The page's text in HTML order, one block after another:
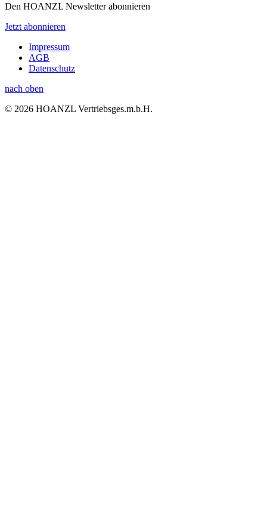
Den HOANZL Newsletter abonnieren
Jetzt abonnieren
Impressum
AGB
Datenschutz
nach oben
© 2026 HOANZL Vertriebsges.m.b.H.